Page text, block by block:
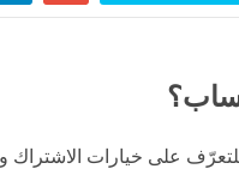
على خيارات الاشتراك